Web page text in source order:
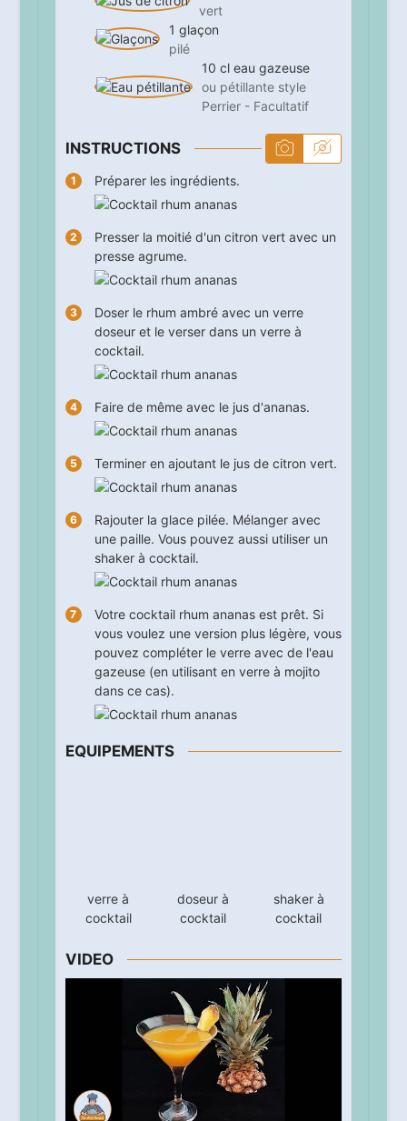
vert
1 glaçon
pilé
10 cl eau gazeuse
ou pétillante style
Perrier - Facultatif
INSTRUCTIONS
Préparer les ingrédients.
Presser la moitié d'un citron vert avec un
presse agrume.
Doser le rhum ambré avec un verre
doseur et le verser dans un verre à
cocktail.
Faire de même avec le jus d'ananas.
Terminer en ajoutant le jus de citron vert.
Rajouter la glace pilée. Mélanger avec
une paille. Vous pouvez aussi utiliser un
shaker à cocktail.
Votre cocktail rhum ananas est prêt. Si
vous voulez une version plus légère, vous
pouvez compléter le verre avec de l'eau
gazeuse (en utilisant en verre à mojito
dans ce cas).
EQUIPEMENTS
verre à
cocktail
cocktail
shaker à
cocktail
VIDEO